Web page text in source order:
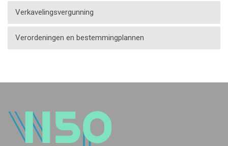
Verkavelingsvergunning
Verordeningen en bestemmingplannen